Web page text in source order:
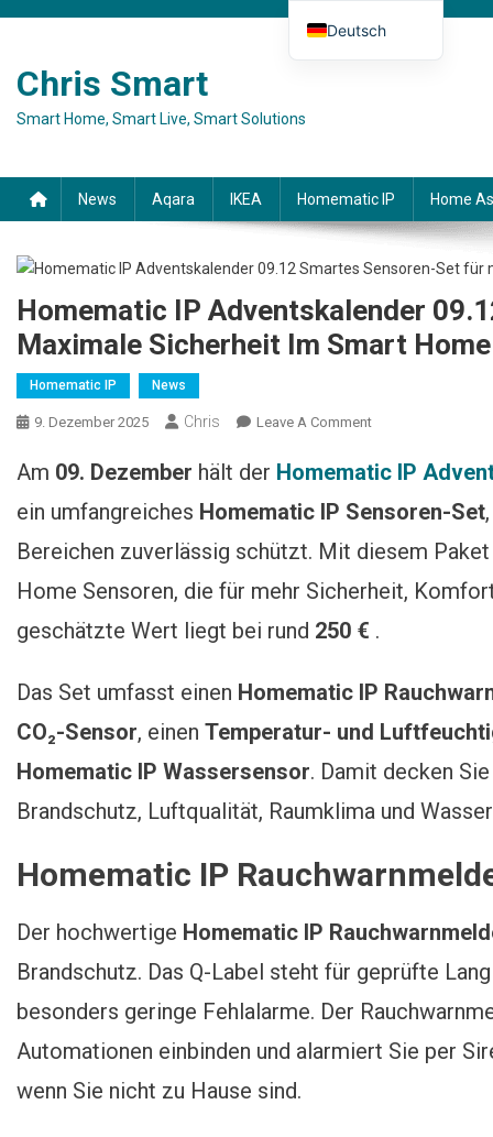
Chris Smart
Smart Home, Smart Live, Smart Solutions
News Aqara IKEA Homematic IP Home
Homematic IP Adventskalender
Maximale Sicherheit Im Smart Home
Homematic IP News
9. Dezember 2025 Chris Leave A Comment
09.12: Smartes
Maximale
Sicherheit Im
Am 09. Dezember hält der Homematic IP
ein umfangreiches Homematic IP Sensoren-Set
Bereichen zuverlässig schützt. Mit diesem
Home Sensoren, die für mehr Sicherheit,
geschätzte Wert liegt bei rund 250 € .
Das Set umfasst einen Homematic IP
CO₂-Sensor, einen Temperatur- und
Homematic IP Wassersensor. Damit decken
Brandschutz, Luftqualität, Raumklima und
Homematic IP
Der hochwertige Homematic IP
Brandschutz. Das Q-Label steht für geprüfte
besonders geringe Fehlalarme. Der
Automationen einbinden und alarmiert Sie per
wenn Sie nicht zu Hause sind.
Deutsch
Italiano